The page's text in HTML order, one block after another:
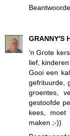
GRANNY'S
'n Grote
lief,
Gooi een
gefrituurde,
groentes,
gestoofde
kees,
maken ;-))